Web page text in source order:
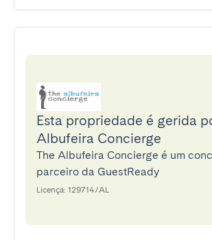
Esta propriedade é gerida
Albufeira Concierge
The Albufeira Concierge é um
parceiro da GuestReady
Licença: 129714/AL